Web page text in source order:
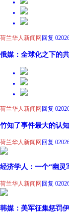
荷兰华人新闻网 回复 0
俄媒：全球化之下的
荷兰华人新闻网 回复 0
竹知了事件最大的认
荷兰华人新闻网 回复 0
经济学人：一个“幽灵
荷兰华人新闻网 回复 0
韩媒：美军征集惩罚